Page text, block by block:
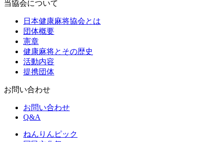
当協会について
日本健康麻将協会とは
団体概要
憲章
健康麻将とその歴史
活動内容
提携団体
お問い合わせ
お問い合わせ
Q&A
ねんりんピック